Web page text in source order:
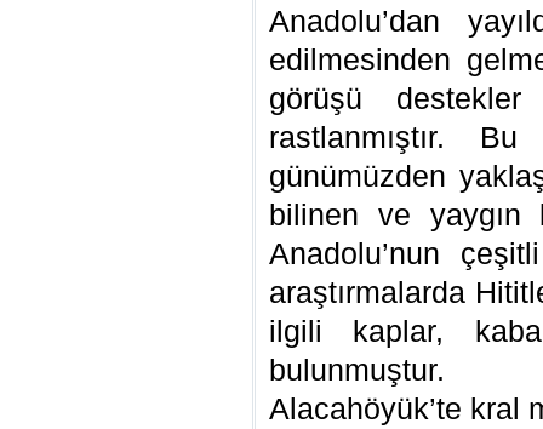
Anadolu’dan
edilmesinden
görüşü
rastlanmıştır. Bu
günümüzden
bilinen ve yaygın
Anadolu’nun
araştırmalarda
ilgili kaplar,
bulunmuştur.
Alacahöyük’te kral